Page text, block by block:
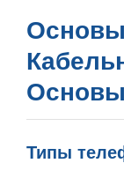
Типы